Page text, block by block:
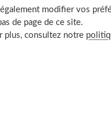
Arriver à renoncer
À découvrir aussi
modifier vos
de page de ce site.
plus, consultez notre